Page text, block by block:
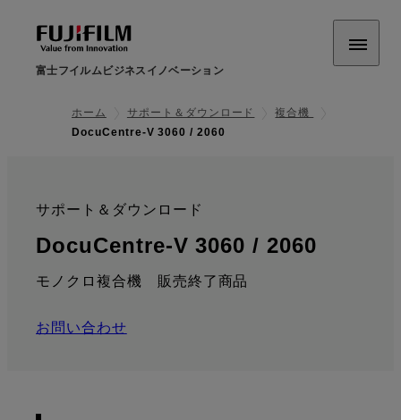
富士フイルムビジネスイノベーション
ホーム サポート＆ダウンロード
複合機
DocuCentre-V 3060 / 2060
サポート＆ダウンロード
:
DocuCentre-V 3060 / 2060
モノクロ複合機 販売終了商品
お問い合わせ